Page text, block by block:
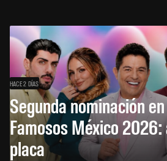
HACE 2 DÍAS
Segunda nominación
Famosos México
placa